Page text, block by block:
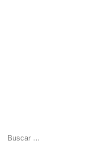
BUSCAR